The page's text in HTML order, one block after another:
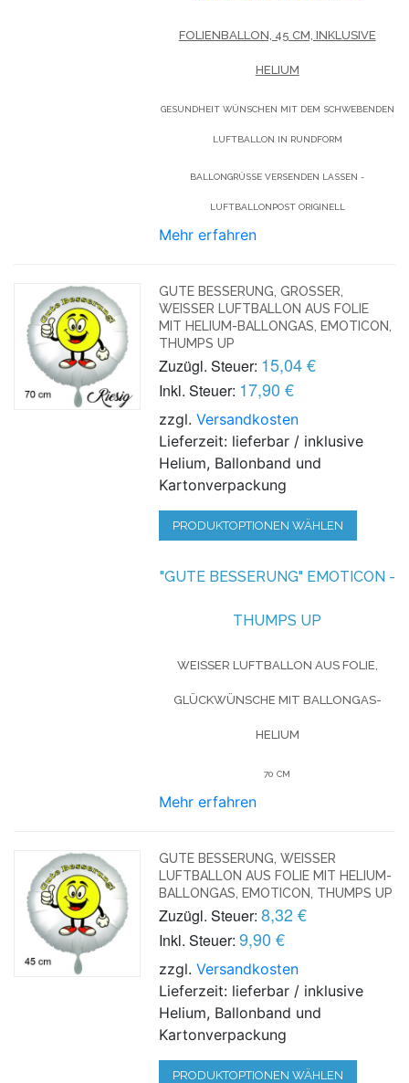
FOLIENBALLON, 45 CM, INKLUSIVE
HELIUM
GESUNDHEIT WÜNSCHEN MIT DEM SCHWEBENDEN
LUFTBALLON IN RUNDFORM
BALLONGRÜSSE VERSENDEN LASSEN - L
UFTBALLONPOST ORIGINELL
Mehr erfahren
GUTE BESSERUNG, GROSSER, W
EISSER LUFTBALLON AUS FOLIE MI
T HELIUM-BALLONGAS, EMOTICON, TH
UMPS UP
Zuzügl. Steuer: 15,04 €
Inkl. Steuer: 17,90 €
zzgl.Versandkosten
Lieferzeit: lieferbar / inklusive
Helium, Ballonband und
Kartonverpackung
PRODUKTOPTIONEN WÄHLEN
"GUTE BESSERUNG" EMOTICON -
THUMPS UP
WEISSER LUFTBALLON AUS FOLIE, G
LÜCKWÜNSCHE MIT BALLONGAS-H
ELIUM
70 CM
Mehr erfahren
GUTE BESSERUNG, WEISSER L
UFTBALLON AUS FOLIE MIT HELIUM-B
ALLONGAS, EMOTICON, THUMPS UP
Zuzügl. Steuer: 8,32 €
Inkl. Steuer: 9,90 €
zzgl.Versandkosten
Lieferzeit: lieferbar / inklusive
Helium, Ballonband und
Kartonverpackung
PRODUKTOPTIONEN WÄHLEN